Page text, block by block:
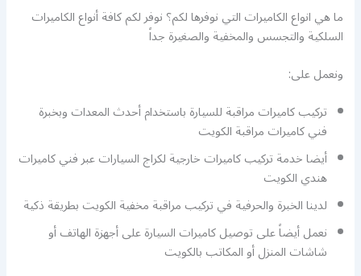
ما هي انواع الكاميرات التي نوفرها لكم؟ نوفر لكم كافة أنواع الكاميرات
السلكية والتجسس والمخفية والصغيرة جداً
ونعمل على:
تركيب كاميرات مراقبة للسيارة باستخدام أحدث المعدات وبخبرة
فني كاميرات مراقبة الكويت
أيضا خدمة تركيب كاميرات خارجية لكراج السيارات عبر فني كاميرات
هندي الكويت
لدينا الخبرة والحرفية في تركيب مراقبة مخفية الكويت بطريقة ذكية
نعمل أيضاً على توصيل كاميرات السيارة على أجهزة الهاتف أو
شاشات المنزل أو المكاتب بالكويت